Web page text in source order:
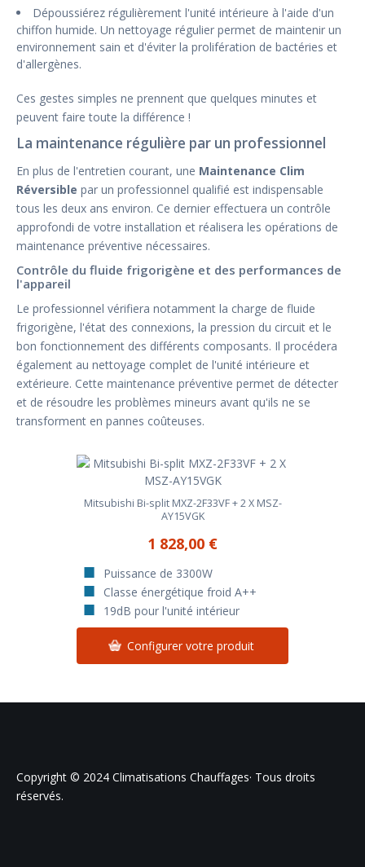
Dépoussiérez régulièrement l'unité intérieure à l'aide d'un
chiffon humide. Un nettoyage régulier permet de maintenir un
environnement sain et d'éviter la prolifération de bactéries et
d'allergènes.
Ces gestes simples ne prennent que quelques minutes et
peuvent faire toute la différence !
La maintenance régulière par un professionnel
En plus de l'entretien courant, une Maintenance Clim
Réversible par un professionnel qualifié est indispensable
tous les deux ans environ. Ce dernier effectuera un contrôle
approfondi de votre installation et réalisera les opérations de
maintenance préventive nécessaires.
Contrôle du fluide frigorigène et des performances de
l'appareil
Le professionnel vérifiera notamment la charge de fluide
frigorigène, l'état des connexions, la pression du circuit et le
bon fonctionnement des différents composants. Il procédera
également au nettoyage complet de l'unité intérieure et
extérieure. Cette maintenance préventive permet de détecter
et de résoudre les problèmes mineurs avant qu'ils ne se
transforment en pannes coûteuses.
Mitsubishi Bi-split MXZ-2F33VF + 2 X MSZ-
AY15VGK
1 828,00 €
Puissance de 3300W
Classe énergétique froid A++
19dB pour l'unité intérieur
Configurer votre produit
Copyright © 2024 Climatisations Chauffages· Tous droits
réservés.